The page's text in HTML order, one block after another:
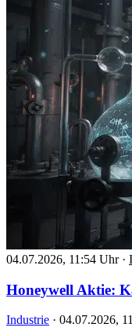
04.07.2026, 11:54 Uhr ·
Honeywell Aktie:
Industrie · 04.07.2026,